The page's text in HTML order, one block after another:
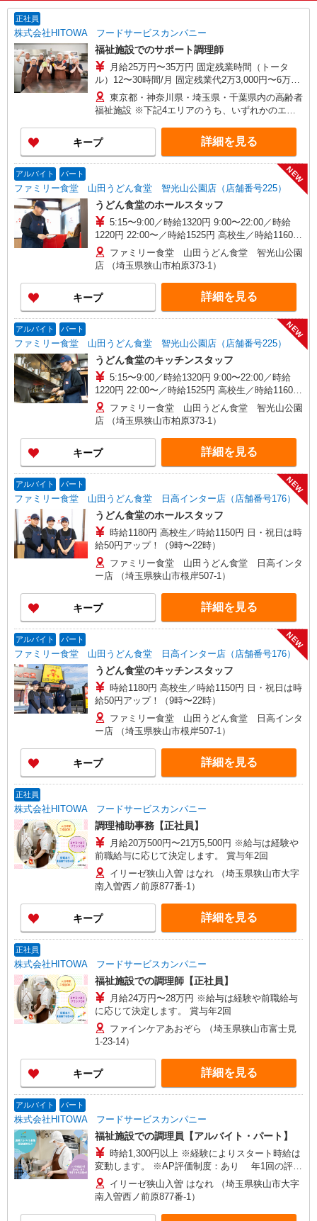
正社員
株式会社HITOWA フードサービスカンパニー
福祉施設でのサポート調理師
月給25万円〜35万円 固定残業時間（トータ
ル）12〜30時間/月 固定残業代2万3,000円〜6万
3,000円 超過分別途支給 ※給与は経験や前職給与
に応じて決定します。 賞与年2回
東京都・神奈川県・埼玉県・千葉県内の高齢者
福祉施設 ※下記4エリアのうち、いずれかのエリ
範囲は、お住まいやご希望を考慮して決定いたし
ますのでご相談ください。 ［1］東京エリア
… 八王子市、立川市、府中市、調布市、狛江市
［2］神奈川エリア …川崎市、横浜市青葉区
［3］千葉エリア … 千葉市緑区、船橋市、市原
市、木更津市、松戸市、柏市、流山市 ［4］埼玉
エリア … さいたま市大宮区、所沢市、入間
市、狭山市、和光市、朝霞市
キープ 詳細を見る
アルバイト パート
ファミリー食堂 山田うどん食堂 智光山公園店（店舗番号225）
NEW
うどん食堂のホールスタッフ
5:15〜9:00／時給1320円 9:00〜22:00／時給
1220円 22:00〜／時給1525円 高校生／時給1160円
日・祝日は時給50円アップ！（9時〜22時）
ファミリー食堂 山田うどん食堂 智光山公園
店 （埼玉県狭山市柏原373-1）
キープ 詳細を見る
アルバイト パート
ファミリー食堂 山田うどん食堂 智光山公園店（店舗番号225）
NEW
うどん食堂のキッチンスタッフ
5:15〜9:00／時給1320円 9:00〜22:00／時給
1220円 22:00〜／時給1525円 高校生／時給1160円
日・祝日は時給50円アップ！（9時〜22時）
ファミリー食堂 山田うどん食堂 智光山公園
店 （埼玉県狭山市柏原373-1）
キープ 詳細を見る
アルバイト パート
ファミリー食堂 山田うどん食堂 日高インター店（店舗番号176）
NEW
うどん食堂のホールスタッフ
時給1180円 高校生／時給1150円 日・祝日は時
給50円アップ！（9時〜22時）
ファミリー食堂 山田うどん食堂 日高インタ
ー店 （埼玉県狭山市根岸507-1）
キープ 詳細を見る
アルバイト パート
ファミリー食堂 山田うどん食堂 日高インター店（店舗番号176）
NEW
うどん食堂のキッチンスタッフ
時給1180円 高校生／時給1150円 日・祝日は時
給50円アップ！（9時〜22時）
ファミリー食堂 山田うどん食堂 日高インタ
ー店 （埼玉県狭山市根岸507-1）
キープ 詳細を見る
正社員
株式会社HITOWA フードサービスカンパニー
調理補助事務【正社員】
月給20万500円〜21万5,500円 ※給与は経験や
前職給与に応じて決定します。 賞与年2回
イリーゼ狭山入曽 はなれ （埼玉県狭山市大字
南入曽西ノ前原877番-1）
キープ 詳細を見る
正社員
株式会社HITOWA フードサービスカンパニー
福祉施設での調理師【正社員】
月給24万円〜28万円 ※給与は経験や前職給与
に応じて決定します。 賞与年2回
ファインケアあおぞら （埼玉県狭山市富士見
1-23-14）
キープ 詳細を見る
アルバイト パート
株式会社HITOWA フードサービスカンパニー
福祉施設での調理員【アルバイト・パート】
時給1,300円以上 ※経験によりスタート時給は
変動します。 ※AP評価制度：あり 年1回の評価
により時給を見直します。 ※アルバイト賞与（寸
志）：あり 年2回。勤続年数により金額UP。
イリーゼ狭山入曽 はなれ （埼玉県狭山市大字
南入曽西ノ前原877番-1）